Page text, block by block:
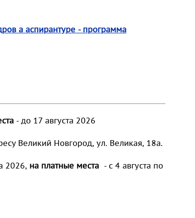
а аспирантуре - программа
- до 17 августа 2026
Великий Новгород, ул. Великая, 18а.
2026, на платные места - с 4 августа по